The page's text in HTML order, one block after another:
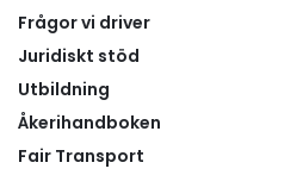
Frågor vi driver
Juridiskt stöd
Utbildning
Åkerihandboken
Fair Transport